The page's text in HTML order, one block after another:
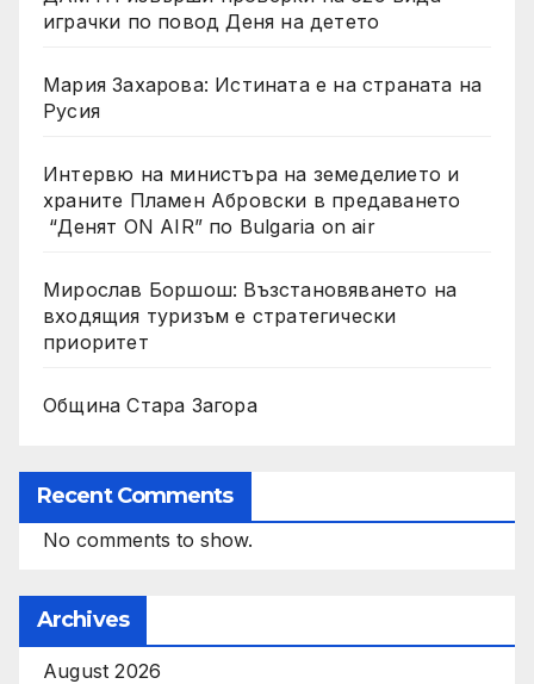
играчки по повод Деня на детето
Мария Захарова: Истината е на страната на
Русия
Интервю на министъра на земеделието и
храните Пламен Абровски в предаването
“Денят ON AIR” по Bulgaria on air
Мирослав Боршош: Възстановяването на
входящия туризъм е стратегически
приоритет
Община Стара Загора
Recent Comments
No comments to show.
Archives
August 2026